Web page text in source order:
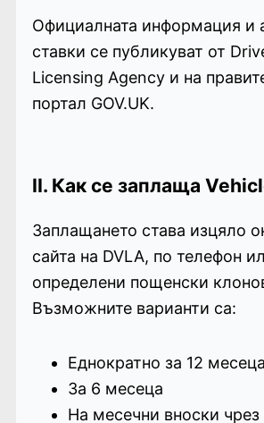
Официалната информация и
ставки се публикуват от
Licensing Agency и на
портал GOV.UK.
II. Как се заплаща
Заплащането става изцяло
сайта на DVLA, по телефон
определени пощенски
Възможните варианти са:
Еднократно за 12 месеца
За 6 месеца
На месечни вноски